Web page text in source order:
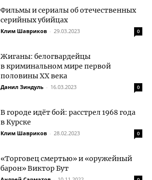
Фильмы и сериалы об отечественных
серийных убийцах
Клим Шавриков - 29.03.2023 0
Жиганы: белогвардейцы
в криминальном мире первой
половины XX века
Данил Зиндуль - 16.03.2023 0
В городе идёт бой: расстрел 1968 года
в Курске
Клим Шавриков - 28.02.2023 0
«Торговец смертью» и «оружейный
барон» Виктор Бут